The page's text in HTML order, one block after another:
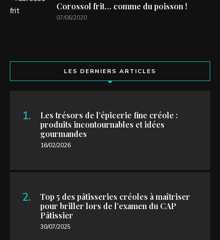
Corossol frit… comme du poisson !
07/06/2020
LES DERNIERS ARTICLES
Les trésors de l’épicerie fine créole :
produits incontournables et idées
gourmandes
16/02/2026
Top 5 des pâtisseries créoles à maîtriser
pour briller lors de l’examen du CAP
Pâtissier
30/07/2025